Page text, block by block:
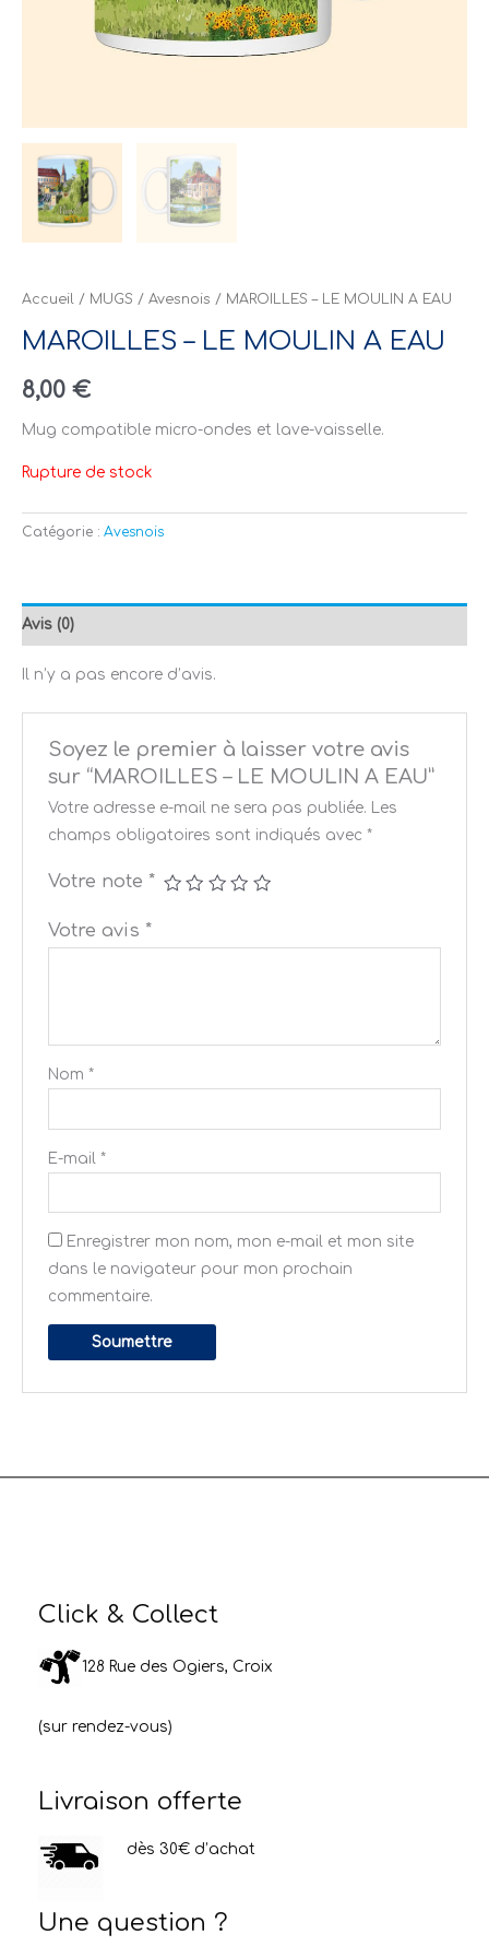
Accueil / MUGS / Avesnois / MAROILLES – LE MOULIN A EAU
MAROILLES – LE MOULIN A EAU
8,00 €
Mug compatible micro-ondes et lave-vaisselle.
Rupture de stock
Catégorie : Avesnois
Avis (0)
Il n’y a pas encore d’avis.
Soyez le premier à laisser votre avis
sur “MAROILLES – LE MOULIN A EAU”
Votre adresse e-mail ne sera pas publiée. Les
champs obligatoires sont indiqués avec *
Votre note *
Votre avis *
Nom *
E-mail *
Enregistrer mon nom, mon e-mail et mon site
dans le navigateur pour mon prochain
commentaire.
Click & Collect
128 Rue des Ogiers, Croix
(sur rendez-vous)
Livraison offerte
dès 30€ d’achat
Une question ?